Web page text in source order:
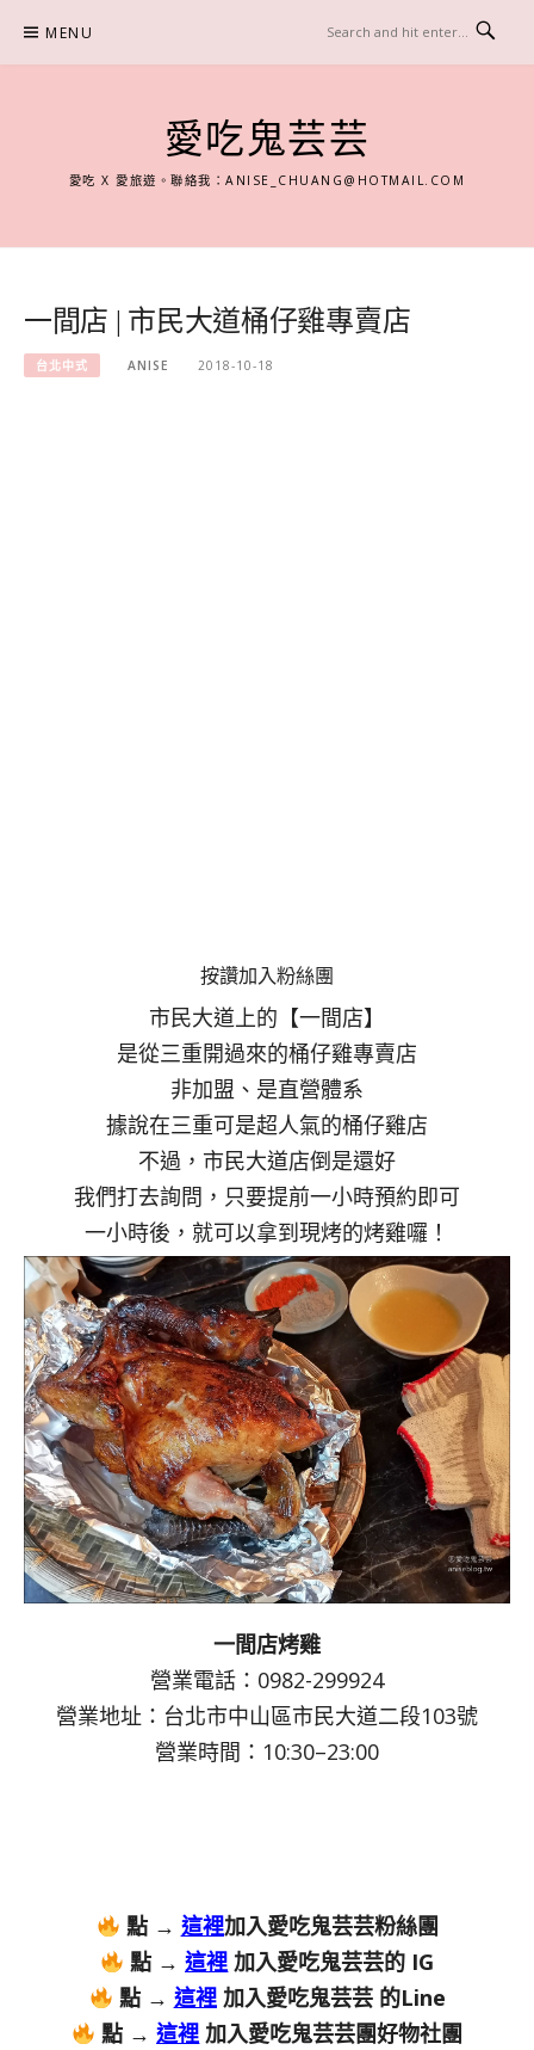
content
MENU
愛吃鬼芸芸
愛吃 X 愛旅遊。聯絡我：ANISE_CHUANG@HOTMAIL.COM
一間店 | 市民大道桶仔雞專賣店
台北中式 ANISE 2018-10-18
按讚加入粉絲團
市民大道上的【一間店】
是從三重開過來的桶仔雞專賣店
非加盟、是直營體系
據說在三重可是超人氣的桶仔雞店
不過，市民大道店倒是還好
我們打去詢問，只要提前一小時預約即可
一小時後，就可以拿到現烤的烤雞囉！
一間店烤雞
營業電話：0982-299924
營業地址：台北市中山區市民大道二段103號
營業時間：10:30–23:00
點 → 這裡加入愛吃鬼芸芸粉絲團
點 →這裡 加入愛吃鬼芸芸的 IG
點 → 這裡加入愛吃鬼芸芸 的Line
點 → 這裡 加入愛吃鬼芸芸團好物社團